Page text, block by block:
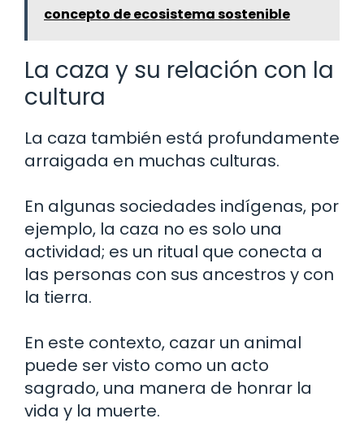
concepto de ecosistema sostenible
La caza y su relación con la
cultura
La caza también está profundamente
arraigada en muchas culturas.
En algunas sociedades indígenas, por
ejemplo, la caza no es solo una
actividad; es un ritual que conecta a
las personas con sus ancestros y con
la tierra.
En este contexto, cazar un animal
puede ser visto como un acto
sagrado, una manera de honrar la
vida y la muerte.